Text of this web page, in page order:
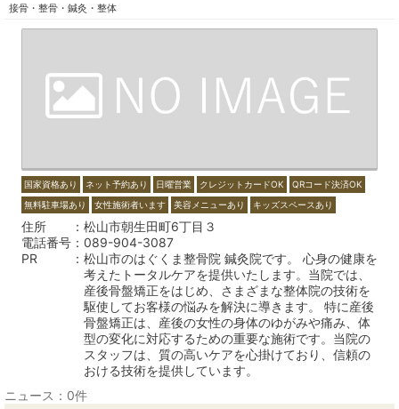
接骨・整骨・鍼灸・整体
国家資格あり ネット予約あり 日曜営業 クレジットカードOK
QRコード決済OK
無料駐車場あり
女性施術者います 美容メニューあり キッズスペースあり
住所
松山市朝生田町6丁目３
電話番号
089-904-3087
PR
松山市のはぐくま整骨院 鍼灸院です。 心身の健康を
考えたトータルケアを提供いたします。当院では、
産後骨盤矯正をはじめ、さまざまな整体院の技術を
駆使してお客様の悩みを解決に導きます。 特に産後
骨盤矯正は、産後の女性の身体のゆがみや痛み、体
型の変化に対応するための重要な施術です。当院の
スタッフは、質の高いケアを心掛けており、信頼の
おける技術を提供しています。
ニュース：0件